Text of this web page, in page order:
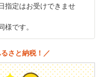
指定はお受けできませ
です。
さと納税！／